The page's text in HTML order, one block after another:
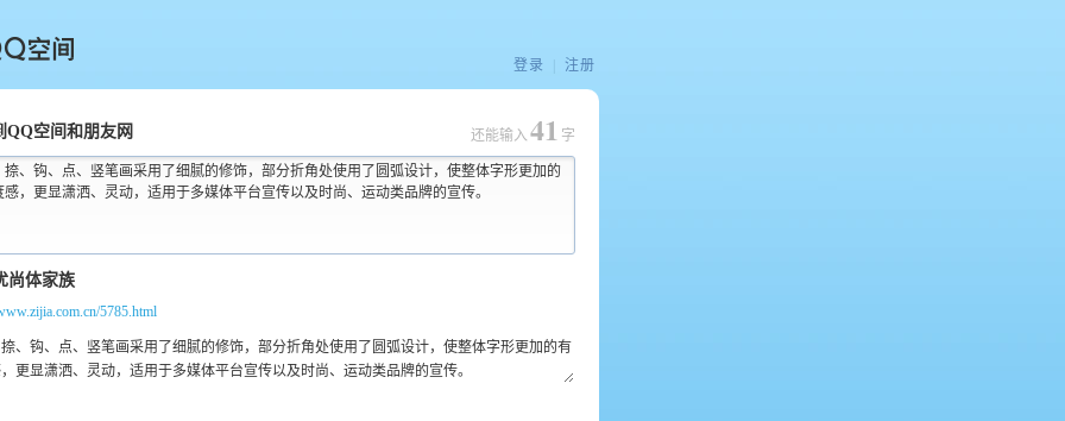
间
登录 注册
QQ空间和朋友网
捺、钩、点、竖笔画采用了细腻的修饰，部分折角处使用了圆弧设计，使整体字形更加的
感，更显潇洒、灵动，适用于多媒体平台宣传以及时尚、运动类品牌的宣传。
还能输入 41 字
5785.html